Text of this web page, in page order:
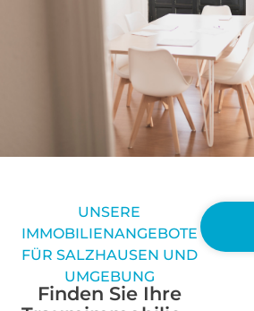
UNSERE
IMMOBILIENANGEBOTE
FÜR SALZHAUSEN UND
UMGEBUNG
Finden Sie Ihre